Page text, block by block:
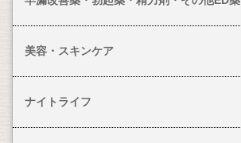
美容・スキンケア
ナイトライフ